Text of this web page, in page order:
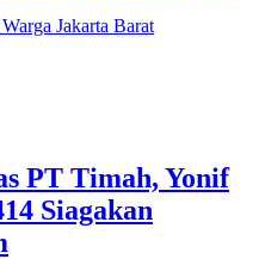
Jakarta Barat
PT Timah, Yonif
Siagakan